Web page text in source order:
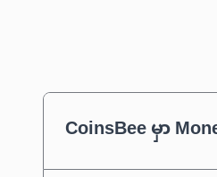
CoinsBee မှာ